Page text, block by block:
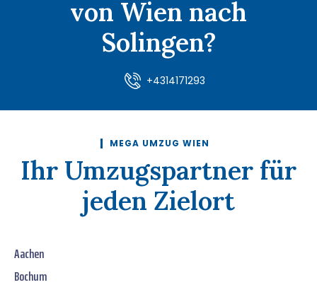
von Wien nach
Solingen?
+4314171293
MEGA UMZUG WIEN
Ihr Umzugspartner für
jeden Zielort
Aachen
Bochum